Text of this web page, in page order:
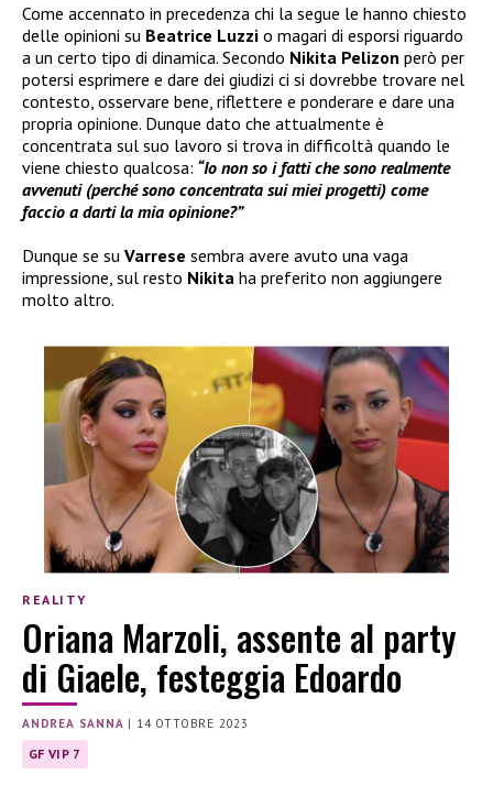
Come accennato in precedenza chi la segue le hanno chiesto
delle opinioni su Beatrice Luzzi o magari di esporsi riguardo
a un certo tipo di dinamica. Secondo Nikita Pelizon però per
potersi esprimere e dare dei giudizi ci si dovrebbe trovare nel
contesto, osservare bene, riflettere e ponderare e dare una
propria opinione. Dunque dato che attualmente è
concentrata sul suo lavoro si trova in difficoltà quando le
viene chiesto qualcosa: “Io non so i fatti che sono realmente
avvenuti (perché sono concentrata sui miei progetti) come
faccio a darti la mia opinione?”
Dunque se su Varrese sembra avere avuto una vaga
impressione, sul resto Nikita ha preferito non aggiungere
molto altro.
REALITY
Oriana Marzoli, assente al party
di Giaele, festeggia Edoardo
ANDREA SANNA | 14 OTTOBRE 2023
GF VIP 7